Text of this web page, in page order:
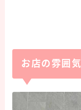
お店の雰囲気